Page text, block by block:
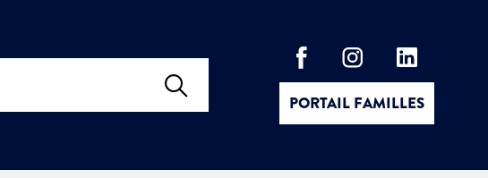
PORTAIL FAMILLES